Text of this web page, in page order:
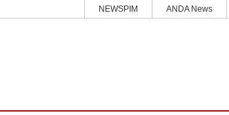
NEWSPIM ANDA News